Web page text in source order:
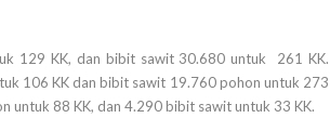
129 KK, dan bibit sawit 30.680 untuk 261 KK.
106 KK dan bibit sawit 19.760 pohon untuk 273
untuk 88 KK, dan 4.290 bibit sawit untuk 33 KK.